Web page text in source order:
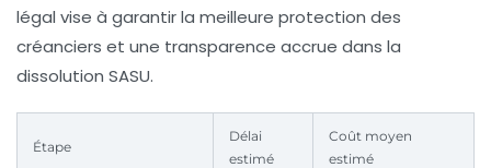
légal vise à garantir la meilleure protection des
créanciers et une transparence accrue dans la
dissolution SASU.
Étape
Délai
estimé
Coût moyen
estimé